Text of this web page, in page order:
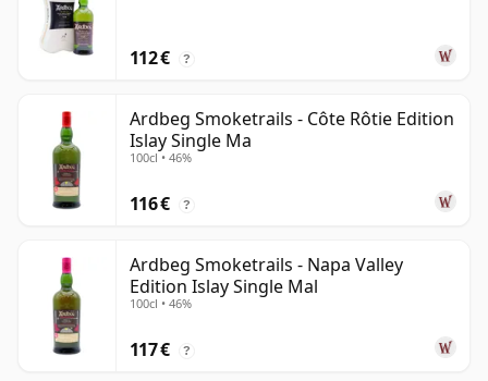
112 € ?
Ardbeg Smoketrails - Côte Rôtie Edition
Islay Single Ma
100cl • 46%
116 € ?
Ardbeg Smoketrails - Napa Valley
Edition Islay Single Mal
100cl • 46%
117 € ?